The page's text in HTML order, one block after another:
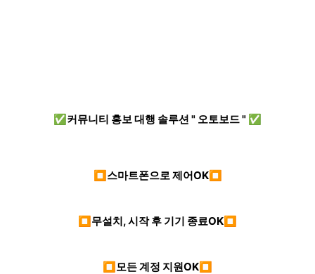
✅커뮤니티 홍보 대행 솔루션 " 오토보드 " ✅
⏹스마트폰으로 제어OK⏹
⏹무설치, 시작 후 기기 종료OK⏹
⏹모든 계정 지원OK⏹